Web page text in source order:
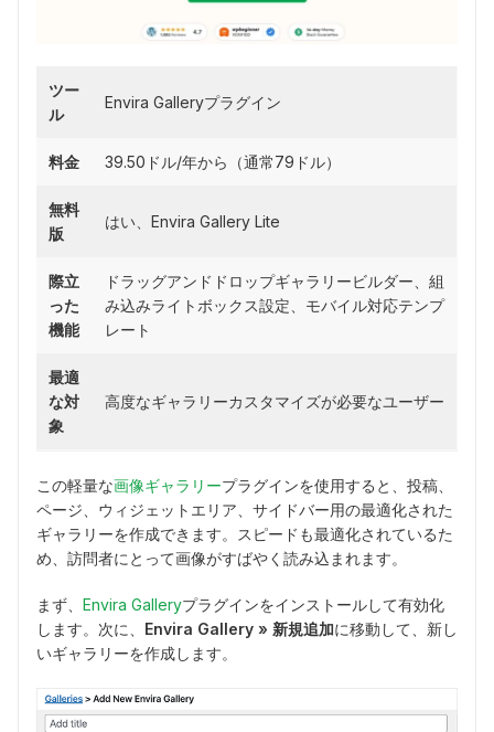
ツー
ル
Envira Galleryプラグイン
料金 39.50ドル/年から（通常79ドル）
無料
版
はい、Envira Gallery Lite
際立
った
機能
ドラッグアンドドロップギャラリービルダー、組
み込みライトボックス設定、モバイル対応テンプ
レート
最適
な対
象
高度なギャラリーカスタマイズが必要なユーザー
この軽量な画像ギャラリープラグインを使用すると、投稿、
ページ、ウィジェットエリア、サイドバー用の最適化された
ギャラリーを作成できます。スピードも最適化されているた
め、訪問者にとって画像がすばやく読み込まれます。
まず、 Envira Galleryプラグインをインストールして有効化
します。次に、 Envira Gallery » 新規追加に移動して、新し
いギャラリーを作成します。